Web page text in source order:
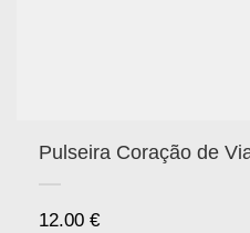
Pulseira Coração de
12.00 €